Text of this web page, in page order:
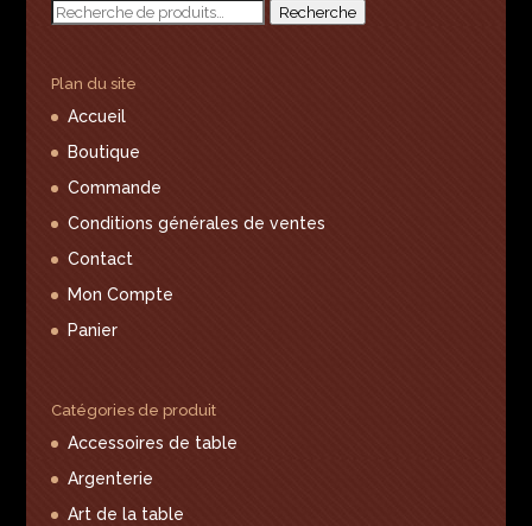
Recherche
Recherche
Plan du site
Accueil
Boutique
Commande
Conditions générales de ventes
Contact
Mon Compte
Panier
Catégories de produit
Accessoires de table
Argenterie
Art de la table